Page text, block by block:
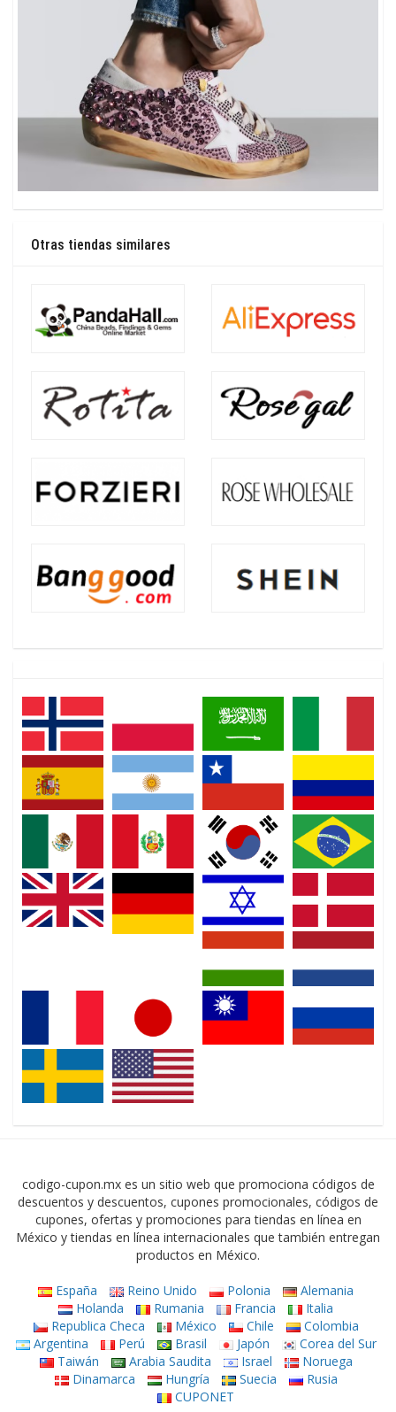
Otras tiendas similares
codigo-cupon.mx es un sitio web que promociona códigos de
descuentos y descuentos, cupones promocionales, códigos de
cupones, ofertas y promociones para tiendas en línea en
México y tiendas en línea internacionales que también entregan
productos en México.
España Reino Unido Polonia
Alemania
Holanda
Rumania Francia
Italia
Republica Checa
México Chile
Colombia
Argentina
Perú Brasil Japón
Corea del Sur
Taiwán
Arabia Saudita Israel
Noruega
Dinamarca
Hungría Suecia
Rusia
CUPONET